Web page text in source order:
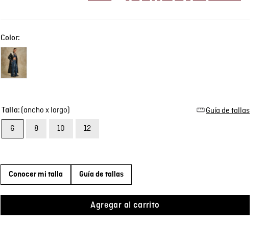
Color:
Guía de tallas
Talla
6 8 10 12
(ancho x largo)
Conocer mi talla Guía de tallas
Agregar al carrito